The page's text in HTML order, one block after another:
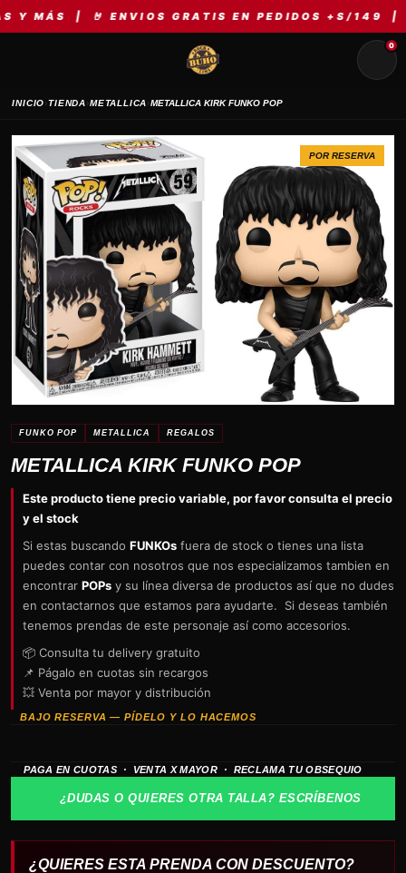
| 🤘 ENVIOS GRATIS EN PEDIDOS +S/149 | ⚡
0
INICIO›TIENDA›METALLICA›METALLICA KIRK FUNKO POP
POR RESERVA
FUNKO POP METALLICA REGALOS
METALLICA KIRK FUNKO POP
Este producto tiene precio variable, por favor consulta el precio
y el stock
Si estas buscando FUNKOs fuera de stock o tienes una lista
puedes contar con nosotros que nos especializamos tambien en
encontrar POPs y su línea diversa de productos así que no dudes
en contactarnos que estamos para ayudarte. Si deseas también
tenemos prendas de este personaje así como accesorios.
📦 Consulta tu delivery gratuito
📌 Págalo en cuotas sin recargos
💥 Venta por mayor y distribución
BAJO RESERVA — PÍDELO Y LO HACEMOS
PAGA EN CUOTAS · VENTA X MAYOR · RECLAMA TU OBSEQUIO
¿DUDAS O QUIERES OTRA TALLA? ESCRÍBENOS
¿QUIERES ESTA PRENDA CON DESCUENTO?